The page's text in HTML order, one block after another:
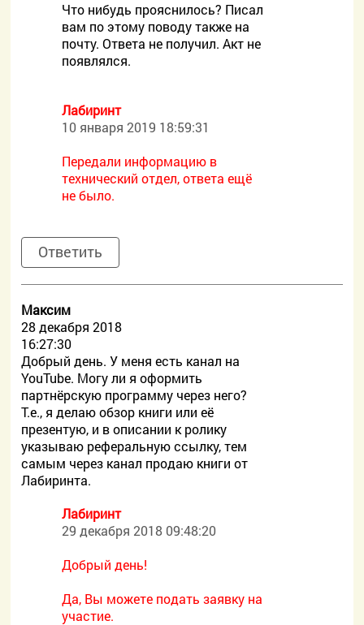
Что нибудь прояснилось? Писал
вам по этому поводу также на
почту. Ответа не получил. Акт не
появлялся.
Лабиринт
10 января 2019 18:59:31
Передали информацию в
технический отдел, ответа ещё
не было.
Ответить
Максим
28 декабря 2018
16:27:30
Добрый день. У меня есть канал на
YouTube. Могу ли я оформить
партнёрскую программу через него?
Т.е., я делаю обзор книги или её
презентую, и в описании к ролику
указываю реферальную ссылку, тем
самым через канал продаю книги от
Лабиринта.
Лабиринт
29 декабря 2018 09:48:20
Добрый день!
Да, Вы можете подать заявку на
участие.